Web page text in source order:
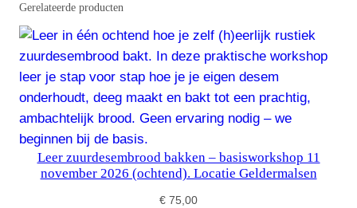
Gerelateerde producten
Leer zuurdesembrood bakken – basisworkshop 11
november 2026 (ochtend). Locatie Geldermalsen
€ 75,00